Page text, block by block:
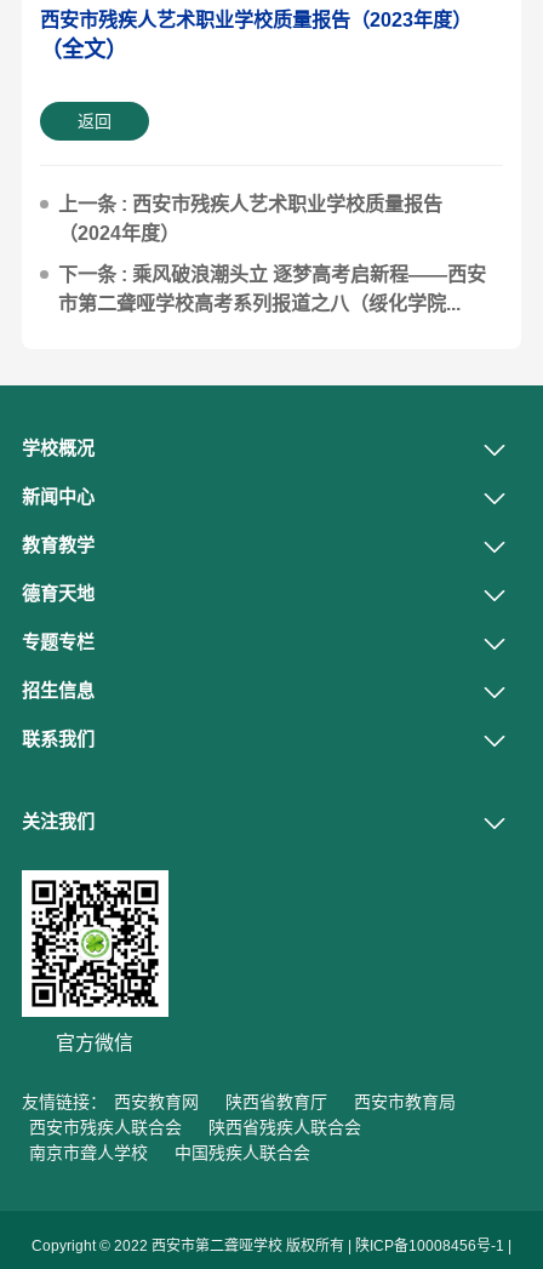
西安市残疾人艺术职业学校质量报告（2023年度）
（全文）
返回
上一条 : 西安市残疾人艺术职业学校质量报告
（2024年度）
下一条 : 乘风破浪潮头立 逐梦高考启新程——西安
市第二聋哑学校高考系列报道之八（绥化学院...
学校概况
新闻中心
教育教学
德育天地
专题专栏
招生信息
联系我们
关注我们
官方微信
友情链接： 西安教育网 陕西省教育厅
西安市教育局
西安市残疾人联合会
陕西省残疾人联合会
南京市聋人学校
中国残疾人联合会
Copyright © 2022 西安市第二聋哑学校 版权所有 | 陕ICP备10008456号-1